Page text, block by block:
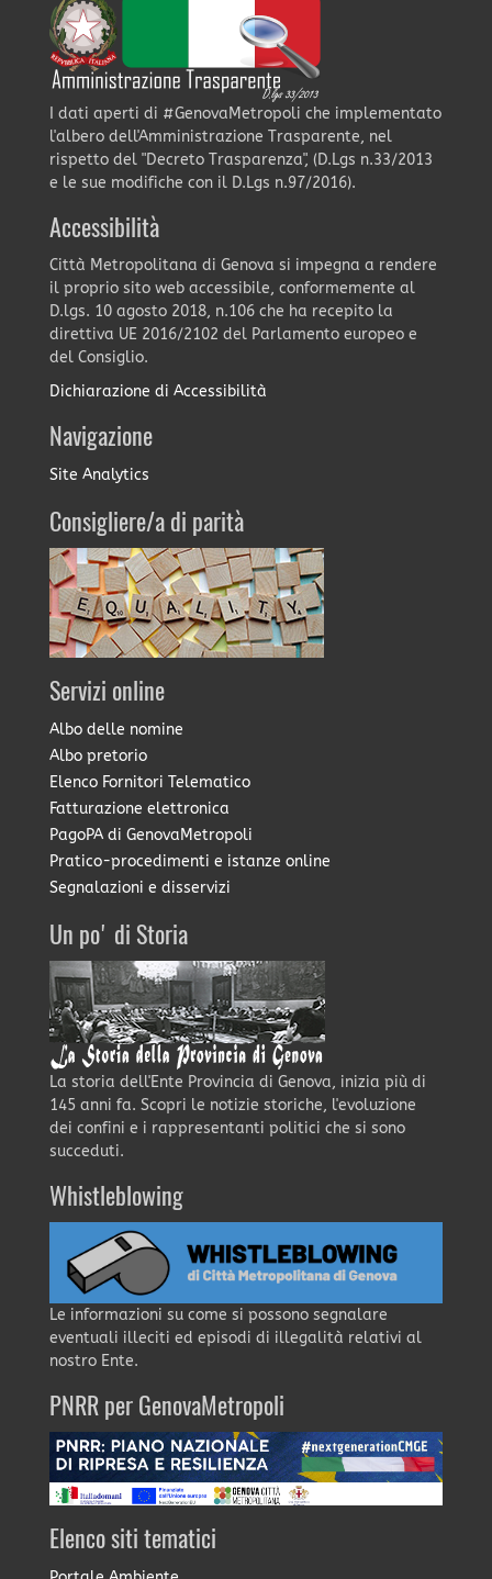
I dati aperti di #GenovaMetropoli che implementato
l'albero dell'Amministrazione Trasparente, nel
rispetto del "Decreto Trasparenza", (D.Lgs n.33/2013
e le sue modifiche con il D.Lgs n.97/2016).
Accessibilità
Città Metropolitana di Genova si impegna a rendere
il proprio sito web accessibile, conformemente al
D.lgs. 10 agosto 2018, n.106 che ha recepito la
direttiva UE 2016/2102 del Parlamento europeo e
del Consiglio.
Dichiarazione di Accessibilità
Navigazione
Site Analytics
Consigliere/a di parità
Servizi online
Albo delle nomine
Albo pretorio
Elenco Fornitori Telematico
Fatturazione elettronica
PagoPA di GenovaMetropoli
Pratico-procedimenti e istanze online
Segnalazioni e disservizi
Un po' di Storia
La storia dell'Ente Provincia di Genova, inizia più di
145 anni fa. Scopri le notizie storiche, l'evoluzione
dei confini e i rappresentanti politici che si sono
succeduti.
Whistleblowing
Le informazioni su come si possono segnalare
eventuali illeciti ed episodi di illegalità relativi al
nostro Ente.
PNRR per GenovaMetropoli
Elenco siti tematici